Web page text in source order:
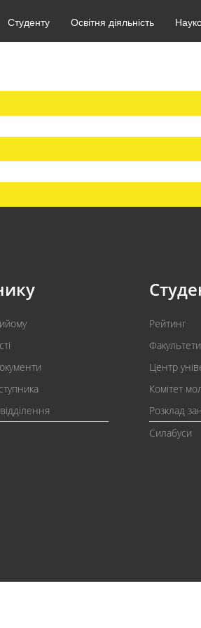
Студенту Освітня діяльність
Рейтинг
Факультети
Центр
Комітет
Розклад
Силабуси